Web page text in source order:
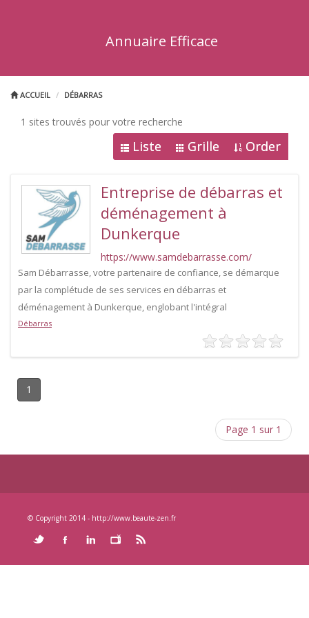
Annuaire Efficace
ACCUEIL DÉBARRAS
1 sites trouvés pour votre recherche
Liste Grille Order
Entreprise de débarras et
déménagement à
Dunkerque
https://www.samdebarrasse.com/
Sam Débarrasse, votre partenaire de confiance, se démarque
par la complétude de ses services en débarras et
déménagement à Dunkerque, englobant l'intégral
Débarras
1
Page 1 sur 1
© Copyright 2014 - http://www.beaute-zen.fr